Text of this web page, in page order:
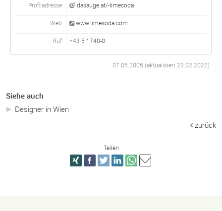
Profiladresse dasauge.at/-limesoda
Web www.limesoda.com
Ruf +43 5 1740-0
07.05.2005 (aktualisiert 23.02.2022)
Siehe auch
Designer in Wien
zurück
Teilen